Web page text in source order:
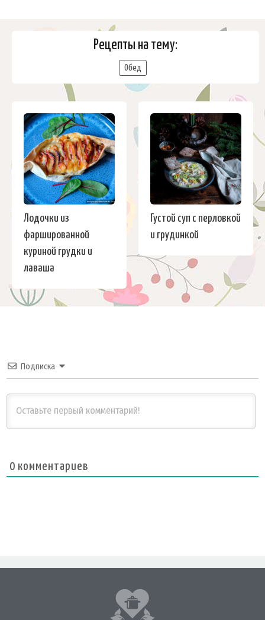
Рецепты на тему:
Обед
Лодочки из
фаршированной
куриной грудки и
лаваша
Густой суп с перловкой
и грудинкой
Подписка
0 комментариев